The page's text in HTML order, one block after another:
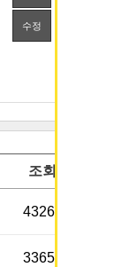
수정
조회
43260
33651